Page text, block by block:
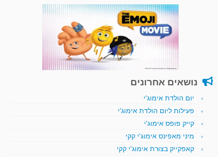
נושאים אחרונים
יום הולדת אימוג'י
פעילות ליום הולדת אימוג'י
קייק פופס אימוג'י
מיני מאפינס אימוג'י קקי
קאפקייק בצורת אימוג'י קקי